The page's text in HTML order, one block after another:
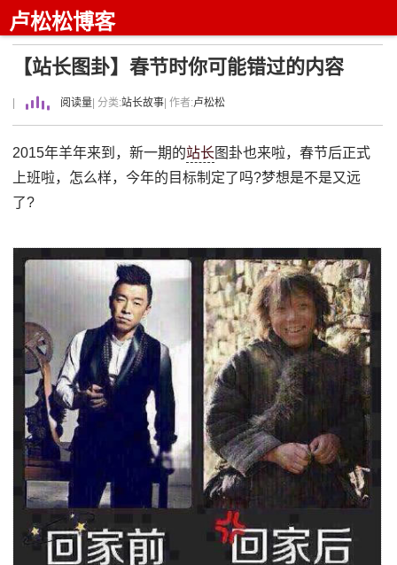
卢松松博客
【站长图卦】春节时你可能错过的内容
阅读量 | 分类:站长故事 | 作者:卢松松
2015年羊年来到，新一期的站长图卦也来啦，春节后正式
上班啦，怎么样，今年的目标制定了吗?梦想是不是又远
了?